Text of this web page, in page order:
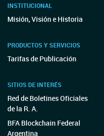
INSTITUCIONAL
Misión, Visión e Historia
PRODUCTOS Y SERVICIOS
Tarifas de Publicación
SITIOS DE INTERÉS
Red de Boletines Oficiales
de la R. A.
BFA Blockchain Federal
Argentina